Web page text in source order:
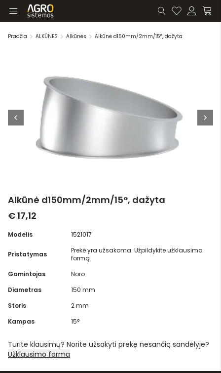
Pradžia ALKŪNĖS Alkūnės Alkūnė d150mm/2mm/15°, dažyta
Alkūnė d150mm/2mm/15°, dažyta
€ 17,12
Modelis 1521017
Pristatymas
Prekė yra užsakoma. Užpildykite užklausimo
formą.
Gamintojas
Noro
Diametras
150 mm
Storis
2 mm
Kampas
15°
Turite klausimų? Norite užsakyti prekę nesančią sandėlyje?
Užklausimo forma